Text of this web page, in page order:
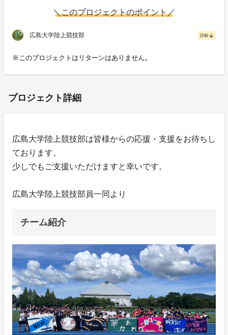
＼このプロジェクトのポイント／
広島大学陸上競技部 詳細 arrow_downward
※このプロジェクトはリターンはありません。
プロジェクト詳細
広島大学陸上競技部は皆様からの応援・支援をお待ちし
ております。
少しでもご支援いただけますと幸いです。
広島大学陸上競技部員一同より
チーム紹介